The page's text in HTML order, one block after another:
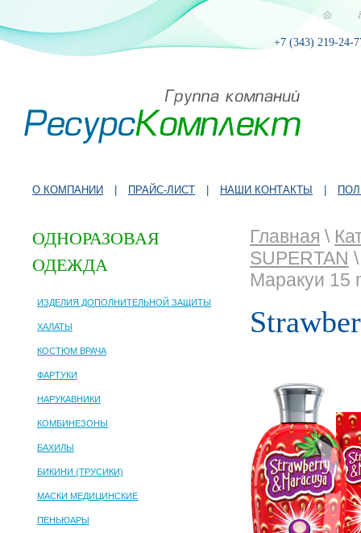
+7 (343) 219-24-
О КОМПАНИИ ПРАЙС-ЛИСТ НАШИ КОНТАКТЫ
ОДНОРАЗОВАЯ
ОДЕЖДА
ИЗДЕЛИЯ ДОПОЛНИТЕЛЬНОЙ ЗАЩИТЫ
ХАЛАТЫ
КОСТЮМ ВРАЧА
ФАРТУКИ
НАРУКАВНИКИ
КОМБИНЕЗОНЫ
БАХИЛЫ
БИКИНИ (ТРУСИКИ)
МАСКИ МЕДИЦИНСКИЕ
ПЕНЬЮАРЫ
Главная \
SUPERTAN
Маракуи 15